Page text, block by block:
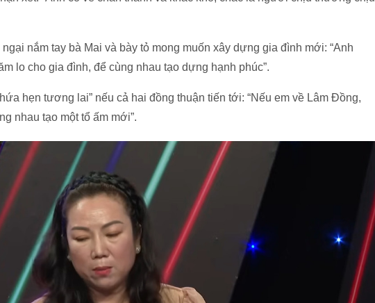
nắm tay bà Mai và bày tỏ mong muốn xây dựng gia đình mới: “Anh
lo cho gia đình, để cùng nhau tạo dựng hạnh phúc”.
hẹn tương lai” nếu cả hai đồng thuận tiến tới: “Nếu em về Lâm Đồng,
nhau tạo một tổ ấm mới”.